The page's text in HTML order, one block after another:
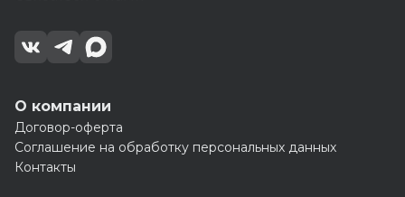
О компании
Договор-оферта
Соглашение на обработку персональных данных
Контакты